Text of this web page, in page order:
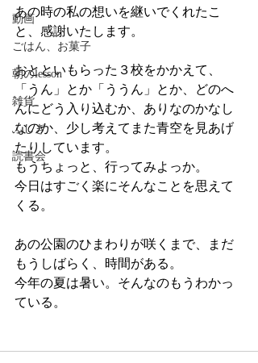
動画
ごはん、お菓子
朝のlesson
雑貨
ふしぎ
読書会
あの時の私の想いを継いでくれたこ
と、感謝いたします。
おとといもらった３校をかかえて、
「うん」とか「ううん」とか、どのへ
んにどう入り込むか、ありなのかなし
なのか、少し考えてまた青空を見あげ
たりしています。
もうちょっと、行ってみよっか。
今日はすごく楽にそんなことを思えて
くる。
あの公園のひまわりが咲くまで、まだ
もうしばらく、時間がある。
今年の夏は暑い。そんなのもうわかっ
ている。